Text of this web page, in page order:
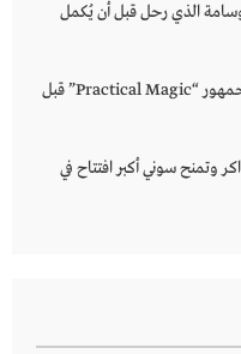
الذي رحل قبل أن يُكمل
ساندرا بولوك ونيكول كيدمان تفاجئان جمهور “Practical Magic” قبل
وتمنح سوني أكبر افتتاح في